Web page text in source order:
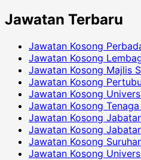
Jawatan Terbaru
Jawatan Kosong
Jawatan Kosong
Jawatan Kosong Majlis
Jawatan Kosong
Jawatan Kosong
Jawatan Kosong
Jawatan Kosong
Jawatan Kosong
Jawatan Kosong
Jawatan Kosong